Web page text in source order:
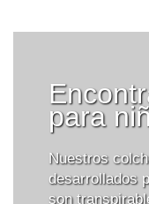
para
Nuestros
desarrollados
son